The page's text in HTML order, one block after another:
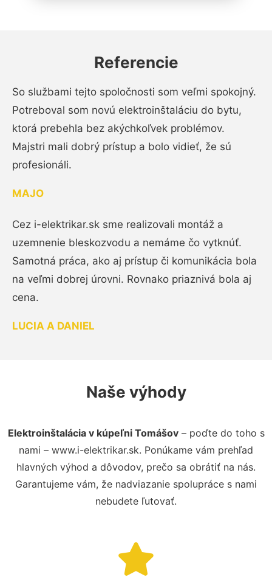
Referencie
So službami tejto spoločnosti som veľmi spokojný.
Potreboval som novú elektroinštaláciu do bytu,
ktorá prebehla bez akýchkoľvek problémov.
Majstri mali dobrý prístup a bolo vidieť, že sú
profesionáli.
MAJO
Cez i-elektrikar.sk sme realizovali montáž a
uzemnenie bleskozvodu a nemáme čo vytknúť.
Samotná práca, ako aj prístup či komunikácia bola
na veľmi dobrej úrovni. Rovnako priaznivá bola aj
cena.
LUCIA A DANIEL
Naše výhody
Elektroinštalácia v kúpeľni Tomášov– poďte do toho s
nami – www.i-elektrikar.sk. Ponúkame vám prehľad
hlavných výhod a dôvodov, prečo sa obrátiť na nás.
Garantujeme vám, že nadviazanie spolupráce s nami
nebudete ľutovať.